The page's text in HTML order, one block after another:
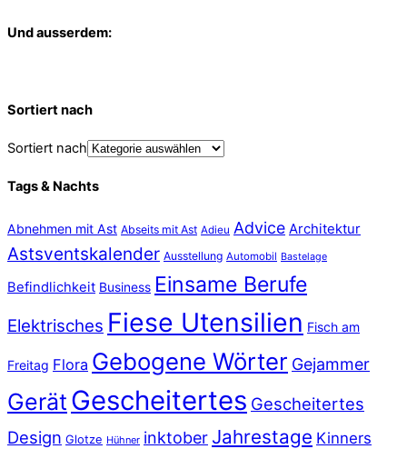
Und ausserdem:
Sortiert nach
Sortiert nach
Tags & Nachts
Abnehmen mit Ast Abseits mit Ast Adieu Advice Architektur
Astsventskalender Ausstellung Automobil Bastelage
Befindlichkeit Business Einsame Berufe
Elektrisches Fiese Utensilien Fisch am
Freitag Flora Gebogene Wörter Gejammer
Gerät Gescheitertes Gescheitertes
Design Glotze Hühner inktober Jahrestage Kinners